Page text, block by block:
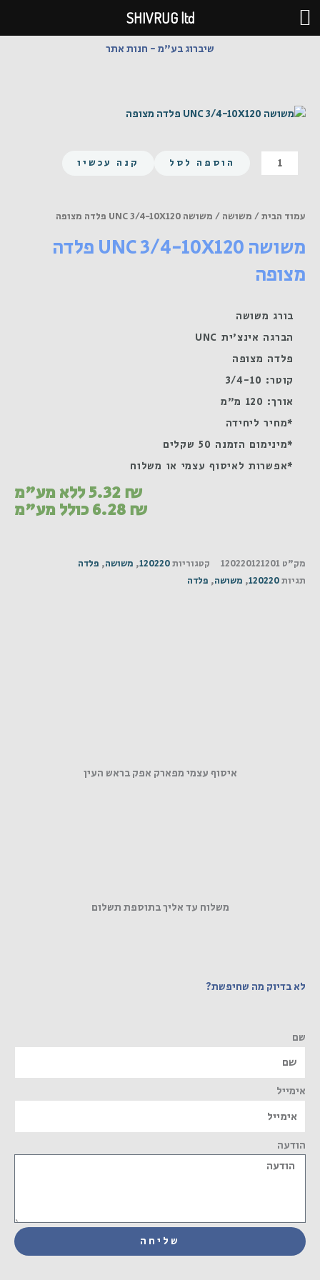
דילוג
לתוכן
שיברוג בע"מ - חנות אתר
כמות
של
10X120
מצופה
הוספה לסל קנה עכשיו
עמוד הבית/ משושה / משושה UNC 3/4-10X120 פלדה מצופה
משושה UNC 3/4-10X120 פלדה
מצופה
בורג משושה
הברגה אינצ'ית UNC
פלדה מצופה
קוטר: 3/4-10
אורך: 120 מ"מ
*מחיר ליחידה
*מינימום הזמנה 50 שקלים
*אפשרות לאיסוף עצמי או משלוח
5.32₪ ללא מע"מ
6.28₪ כולל מע"מ
מק"ט 120220121201 קטגוריות120220
, משושה, פלדה
תגיות120220
, משושה, פלדה
איסוף עצמי מפארק אפק בראש העין
משלוח עד אליך בתוספת תשלום
לא בדיוק מה שחיפשת?
שם
אימייל
הודעה
שליחה
SHIVRUG ltd